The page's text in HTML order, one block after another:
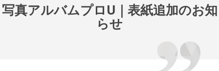
写真アルバムプロU｜表紙追加のお知
らせ